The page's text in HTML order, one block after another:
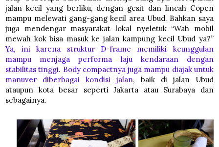
jalan kecil yang berliku, dengan gesit dan lincah Copen
mampu melewati gang-gang kecil area Ubud. Bahkan saya
juga mendengar masyarakat lokal nyeletuk “Wah mobil
mewah kok bisa masuk ke jalan kampung kecil Ubud ya?”
Ya, ini karena struktur D-frame memiliki keunggulan
mampu menjaga performa laju kendaraan dengan
stabilitas tinggi. Body compactnya juga mampu diajak untuk
manuver diberbagai kondisi jalan, baik di jalan Ubud
ataupun kota besar seperti Jakarta atau Surabaya dan
sebagainya.